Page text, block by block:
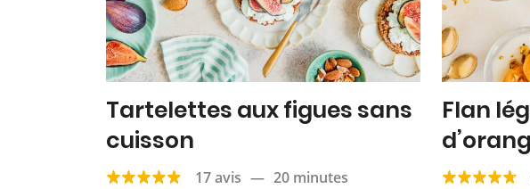
Tartelettes aux figues sans
cuisson
17 avis — 20 minutes
Flan